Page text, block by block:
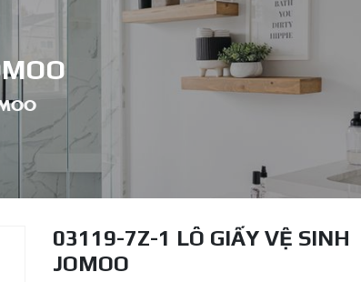
03119-7Z-1 LÔ GIẤY VỆ SINH
JOMOO